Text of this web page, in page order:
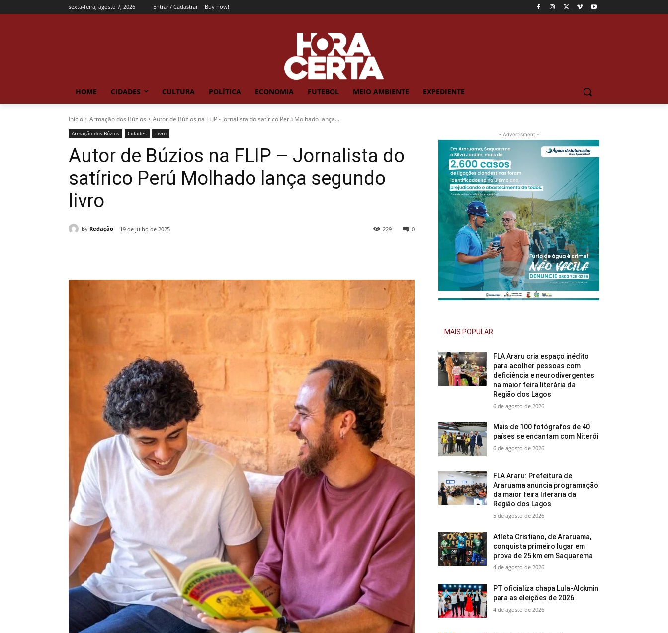
sexta-feira, agosto 7, 2026 Entrar / Cadastrar Buy now!
HOME CIDADES CULTURA POLÍTICA ECONOMIA FUTEBOL MEIO AMBIENTE EXPEDIENTE
Início Armação dos Búzios Autor de Búzios na FLIP - Jornalista do satírico Perú Molhado lança...
Armação dos Búzios Cidades Livro
Autor de Búzios na FLIP – Jornalista do
satírico Perú Molhado lança segundo
livro
By Redação 19 de julho de 2025 0
229
- Advertisment -
MAIS POPULAR
FLA Araru cria espaço inédito
para acolher pessoas com
deficiência e neurodivergentes
na maior feira literária da
Região dos Lagos
6 de agosto de 2026
Mais de 100 fotógrafos de 40
países se encantam com Niterói
6 de agosto de 2026
FLA Araru: Prefeitura de
Araruama anuncia programação
da maior feira literária da
Região dos Lagos
5 de agosto de 2026
Atleta Cristiano, de Araruama,
conquista primeiro lugar em
prova de 25 km em Saquarema
4 de agosto de 2026
PT oficializa chapa Lula-Alckmin
para as eleições de 2026
4 de agosto de 2026